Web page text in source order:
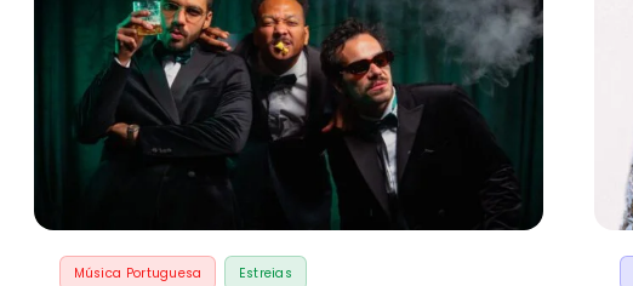
Música Portuguesa Estreias